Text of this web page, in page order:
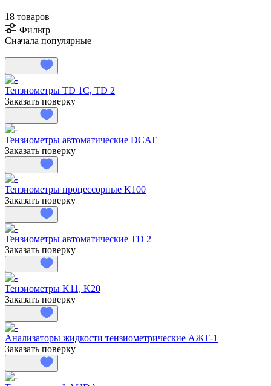
18 товаров
Фильтр
Сначала популярные
Тензиометры TD 1C, TD 2
Заказать поверку
Тензиометры автоматические DCAT
Заказать поверку
Тензиометры процессорные K100
Заказать поверку
Тензиометры автоматические TD 2
Заказать поверку
Тензиометры K11, K20
Заказать поверку
Анализаторы жидкости тензиометрические АЖТ-1
Заказать поверку